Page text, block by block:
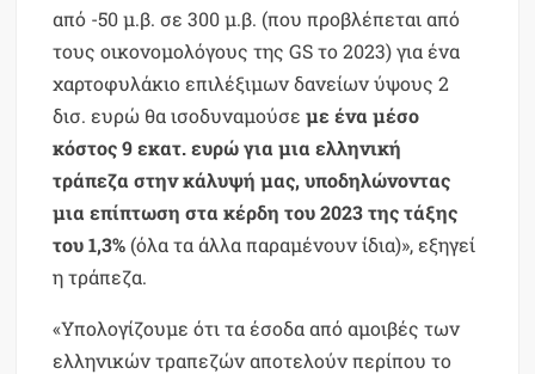
από -50 μ.β. σε 300 μ.β. (που προβλέπεται από
τους οικονομολόγους της GS το 2023) για ένα
χαρτοφυλάκιο επιλέξιμων δανείων ύψους 2
δισ. ευρώ θα ισοδυναμούσεμε ένα μέσο
κόστος 9 εκατ. ευρώ για μια ελληνική
τράπεζα στην κάλυψή μας, υποδηλώνοντας
μια επίπτωση στα κέρδη του 2023 της τάξης
του 1,3% (όλα τα άλλα παραμένουν ίδια)», εξηγεί
η τράπεζα.
«Υπολογίζουμε ότι τα έσοδα από αμοιβές των
ελληνικών τραπεζών αποτελούν περίπου το